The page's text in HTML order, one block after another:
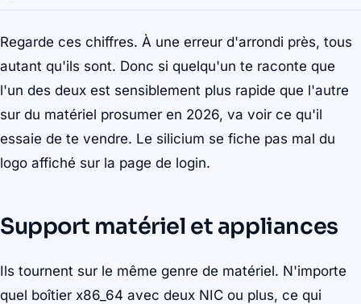
Regarde ces chiffres. À une erreur d'arrondi près, tous
autant qu'ils sont. Donc si quelqu'un te raconte que
l'un des deux est sensiblement plus rapide que l'autre
sur du matériel prosumer en 2026, va voir ce qu'il
essaie de te vendre. Le silicium se fiche pas mal du
logo affiché sur la page de login.
Support matériel et appliances
Ils tournent sur le même genre de matériel. N'importe
quel boîtier x86_64 avec deux NIC ou plus, ce qui